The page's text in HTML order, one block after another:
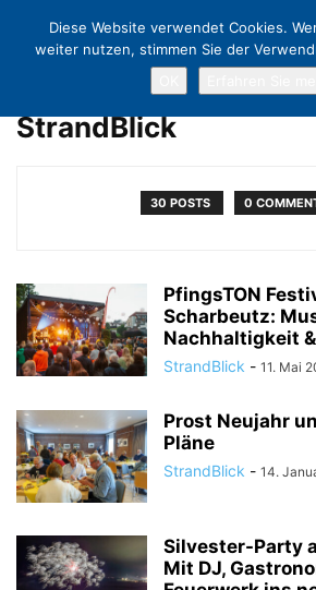
StrandBlick
30 POSTS 0
PfingsTON
Scharbeutz:
Nachhaltigkeit
StrandBlick - 11. Mai
Prost Neujahr
Pläne
StrandBlick - 14.
Silvester-Party
Mit DJ,
Diese Website verwendet Cookies.
weiter nutzen, stimmen Sie der